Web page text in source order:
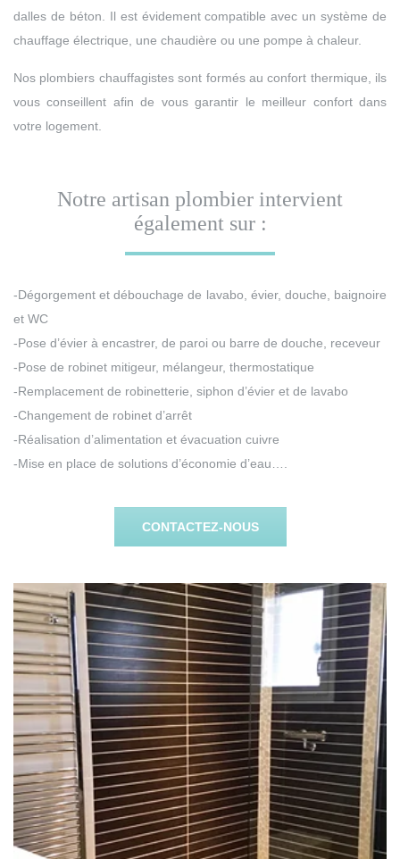
dalles de béton. Il est évidement compatible avec un système de
chauffage électrique, une chaudière ou une pompe à chaleur.
Nos plombiers chauffagistes sont formés au confort thermique, ils
vous conseillent afin de vous garantir le meilleur confort dans
votre logement.
Notre artisan plombier intervient
également sur :
-Dégorgement et débouchage de lavabo, évier, douche, baignoire
et WC
-Pose d’évier à encastrer, de paroi ou barre de douche, receveur
-Pose de robinet mitigeur, mélangeur, thermostatique
-Remplacement de robinetterie, siphon d’évier et de lavabo
-Changement de robinet d’arrêt
-Réalisation d’alimentation et évacuation cuivre
-Mise en place de solutions d’économie d’eau….
CONTACTEZ-NOUS